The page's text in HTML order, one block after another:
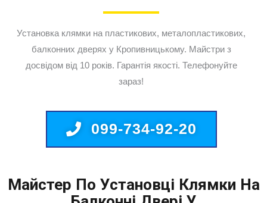
Установка клямки на пластикових, металопластикових,
балконних дверях у Кропивницькому. Майстри з
досвідом від 10 років. Гарантія якості. Телефонуйте
зараз!
099-734-92-20
Майстер По Установці Клямки На